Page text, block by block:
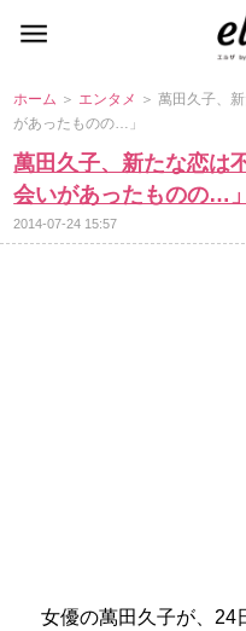
ホーム ＞ エンタメ ＞ 萬田久子、
があったものの…」
萬田久子、新たな恋は
会いがあったものの…」
2014-07-24 15:57
女優の萬田久子が、24